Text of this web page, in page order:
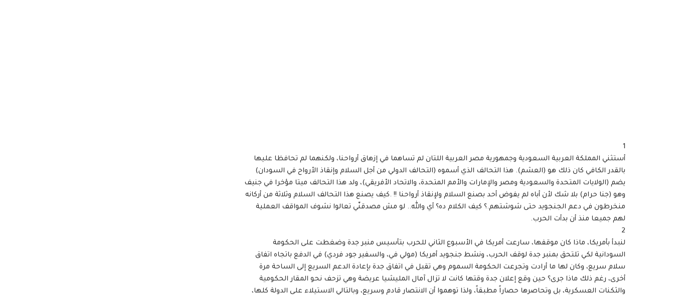
1
أستثني المملكة العربية السعودية وجمهورية مصر العربية اللتان لم تساهما في إزهاق أرواحنا، ولكنهما لم تحافظا عليها
بالقدر الكافي كان ذلك هو (العشم). هذا التحالف الذي أسموه (التحالف الدولي من أجل السلام وإنقاذ الأرواح في السودان)
يضم (الولايات المتحدة والسعودية ومصر والإمارات والأمم المتحدة، والاتحاد الأفريقي)، ولد هذا التحالف ميتا مؤخرا في جنيف
وهو (جنا حرام) بلا شك لأن أباه لم يفوض أحد بصنع السلام ولإنقاذ أرواحنا !! .كيف يصنع هذا التحالف السلام وثلاثة من أركانه
منخرطون في دعم الجنجويد حتى شوشتهم.؟ كيف الكلام ده؟ أي والله.. لو مش مصدقنّي تعالوا نشوف المواقف العملية
لهم جميعا منذ أن بدأت الحرب.
2
لنبدأ بأمريكا، ماذا كان موقفها، سارعت أمريكا في الأسبوع الثاني للحرب بتأسيس منبر جدة وضغطت على الحكومة
السودانية لكي تلتحق بمنبر جدة لوقف الحرب، ونشط جنجويد أمريكا (مولي في، والسفير جود فردي) في الدفع باتجاه اتفاق
سلام سريع، وكان لها ما أرادت وتجرعت الحكومة السموم وهي تقبل في اتفاق جدة بإعادة الدعم السريع إلى الساحة مرة
أخرى، رغم ذلك ماذا جرى؟ حين وقع إعلان جدة وقتها كانت لا تزال آمال المليشيا عريضة وهي تزحف نحو المقار الحكومية
والثكنات العسكرية، بل وتحاصرها حصاراً مطبقاً، ولذا توهموا أن الانتصار قادم وسريع، وبالتالي الاستيلاء على الدولة كلها،